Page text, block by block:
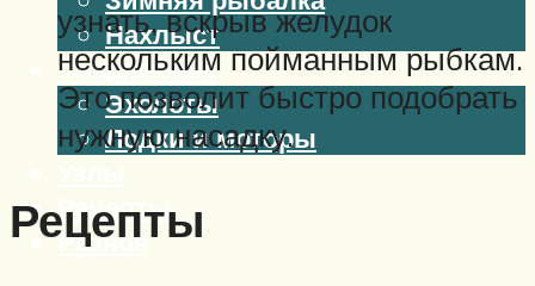
Нахлыст
Снаряжение
Эхолоты
Лодки и моторы
Рецепты
Разное
узнать, вскрыв желудок
нескольким пойманным рыбкам.
Это позволит быстро подобрать
нужную насадку.
Рецепты